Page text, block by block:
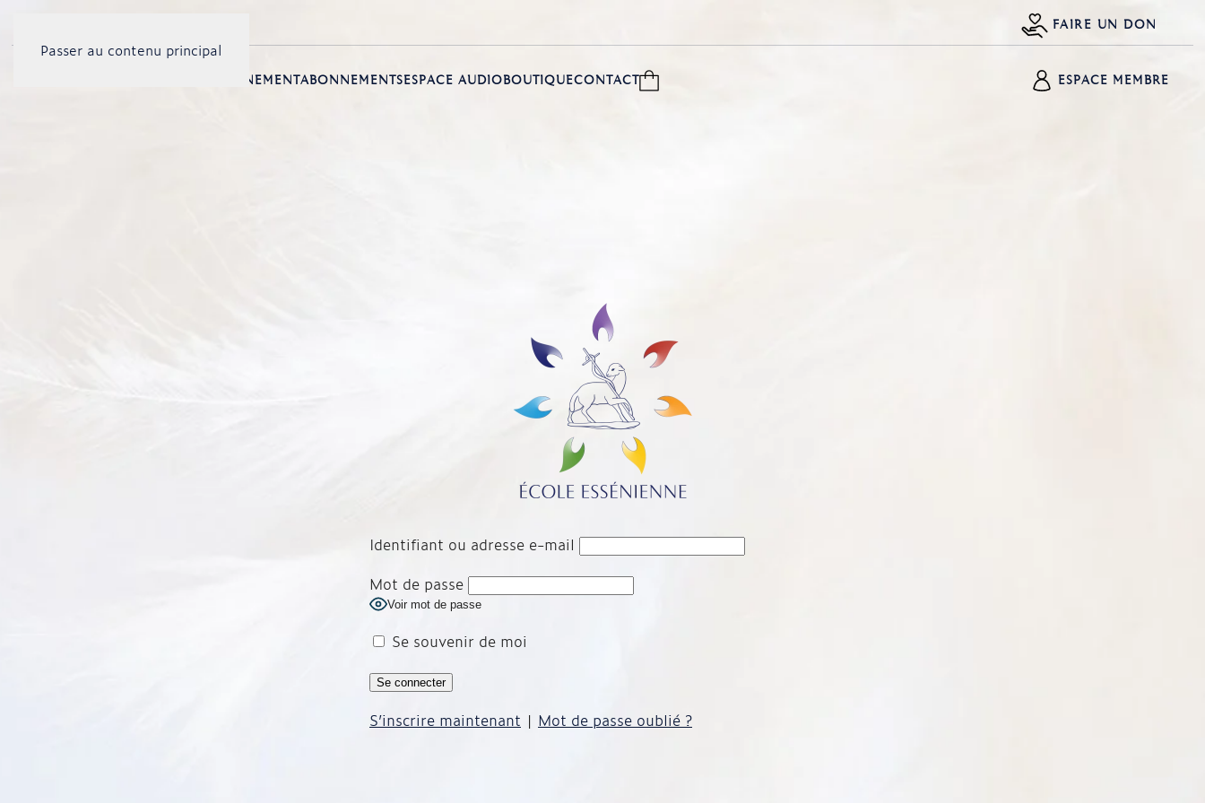
Passer au contenu principal
FAIRE UN DON
ENSEIGNEMENTABONNEMENTSESPACE AUDIOBOUTIQUECONTACT ESPACE MEMBRE
Identifiant ou adresse e-mail
Mot de passe
Voir mot de passe
Se souvenir de moi
S’inscrire maintenant | Mot de passe oublié ?